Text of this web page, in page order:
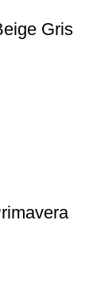
Gris